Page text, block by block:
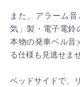
また、アラーム
気」製・電子電鈴
本物の発車ベル音
る仕様も見逃せませ
ベッドサイドで、